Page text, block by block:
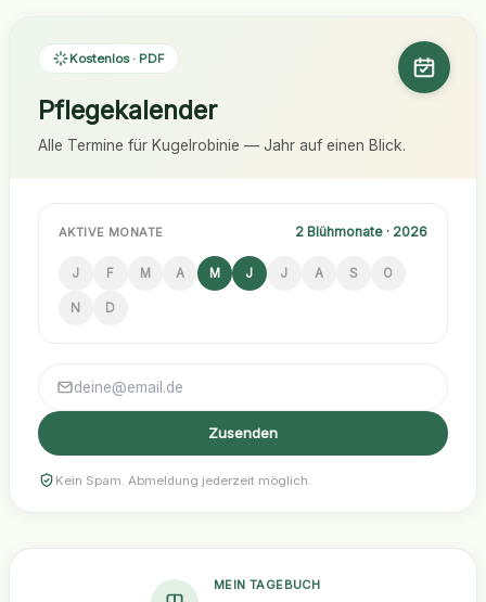
Kostenlos · PDF
Pflegekalender
Alle Termine für Kugelrobinie — Jahr auf einen Blick.
AKTIVE MONATE 2 Blühmonate · 2026
J F M A M J J A S O
N D
Zusenden
Kein Spam. Abmeldung jederzeit möglich.
MEIN TAGEBUCH